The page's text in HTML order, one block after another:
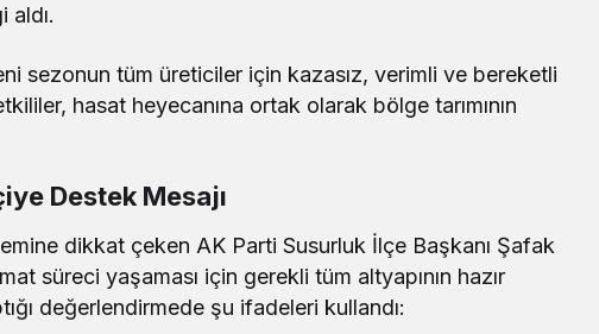
aldı.
sezonun tüm üreticiler için kazasız, verimli ve bereketli
hasat heyecanına ortak olarak bölge tarımının
Destek Mesajı
dikkat çeken AK Parti Susurluk İlçe Başkanı Şafak
süreci yaşaması için gerekli tüm altyapının hazır
değerlendirmede şu ifadeleri kullandı: